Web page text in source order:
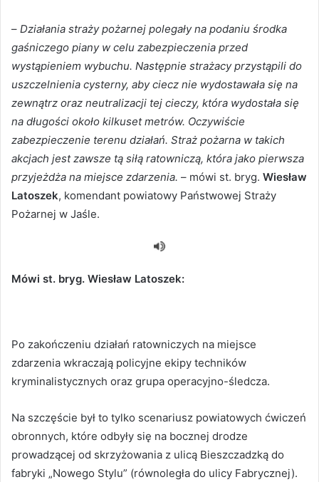
– Działania straży pożarnej polegały na podaniu środka
gaśniczego piany w celu zabezpieczenia przed
wystąpieniem wybuchu. Następnie strażacy przystąpili do
uszczelnienia cysterny, aby ciecz nie wydostawała się na
zewnątrz oraz neutralizacji tej cieczy, która wydostała się
na długości około kilkuset metrów. Oczywiście
zabezpieczenie terenu działań. Straż pożarna w takich
akcjach jest zawsze tą siłą ratowniczą, która jako pierwsza
przyjeżdża na miejsce zdarzenia. – mówi st. bryg. Wiesław
Latoszek, komendant powiatowy Państwowej Straży
Pożarnej w Jaśle.
Mówi st. bryg. Wiesław Latoszek:
Po zakończeniu działań ratowniczych na miejsce
zdarzenia wkraczają policyjne ekipy techników
kryminalistycznych oraz grupa operacyjno-śledcza.
Na szczęście był to tylko scenariusz powiatowych ćwiczeń
obronnych, które odbyły się na bocznej drodze
prowadzącej od skrzyżowania z ulicą Bieszczadzką do
fabryki „Nowego Stylu” (równoległa do ulicy Fabrycznej).